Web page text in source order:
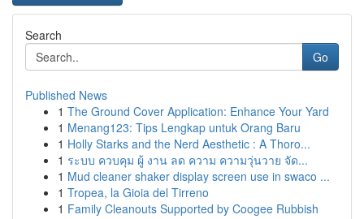
Search
Go
Published News
1 The Ground Cover Application: Enhance Your Yard
1 Menang123: Tips Lengkap untuk Orang Baru
1 Holly Starks and the Nerd Aesthetic : A Thoro...
1 ระบบ ควบคุม ผู้ งาน ลด ความ ความวุ่นวาย จัด...
1 Mud cleaner shaker display screen use in swaco ...
1 Tropea, la Gioia del Tirreno
1 Family Cleanouts Supported by Coogee Rubbish